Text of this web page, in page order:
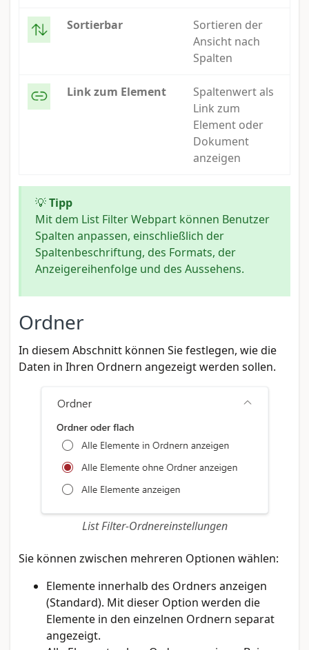
Sortierbar
Sortieren der
Ansicht nach
Spalten
Link zum Element
Spaltenwert als
Link zum
Element oder
Dokument
anzeigen
💡Tipp
Mit dem List Filter Webpart können Benutzer
Spalten anpassen, einschließlich der
Spaltenbeschriftung, des Formats, der
Anzeigereihenfolge und des Aussehens.
Ordner
In diesem Abschnitt können Sie festlegen, wie die
Daten in Ihren Ordnern angezeigt werden sollen.
List Filter-Ordnereinstellungen
Sie können zwischen mehreren Optionen wählen:
Elemente innerhalb des Ordners anzeigen
(Standard). Mit dieser Option werden die
Elemente in den einzelnen Ordnern separat
angezeigt.